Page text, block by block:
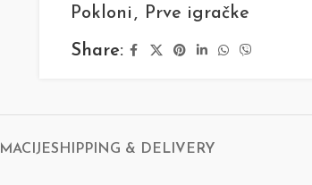
Pokloni , Prve igračke
Share:
SHIPPING & DELIVERY